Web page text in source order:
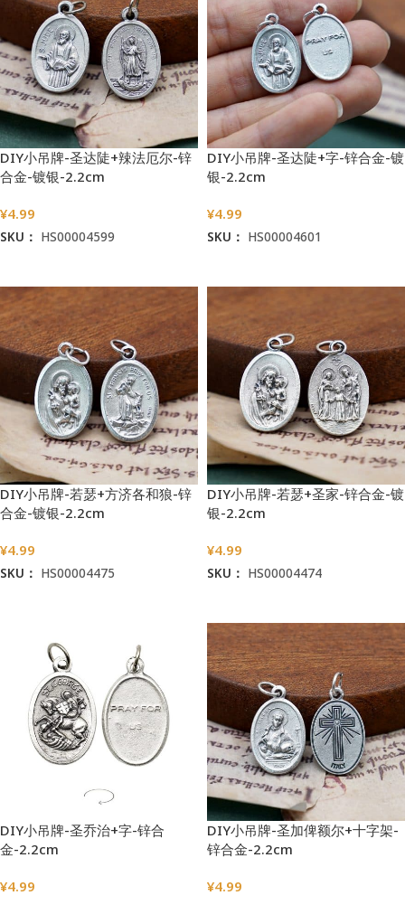
DIY小吊牌-圣达陡+辣法厄尔-锌
合金-镀银-2.2cm
¥4.99
SKU： HS00004599
DIY小吊牌-圣达陡+字-锌合金-镀
银-2.2cm
¥4.99
SKU： HS00004601
DIY小吊牌-若瑟+方济各和狼-锌
合金-镀银-2.2cm
¥4.99
SKU： HS00004475
DIY小吊牌-若瑟+圣家-锌合金-镀
银-2.2cm
¥4.99
SKU： HS00004474
DIY小吊牌-圣乔治+字-锌合
金-2.2cm
¥4.99
DIY小吊牌-圣加俾额尔+十字架-
锌合金-2.2cm
¥4.99